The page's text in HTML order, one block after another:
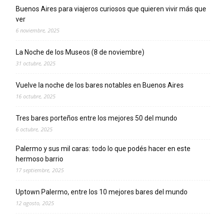
Buenos Aires para viajeros curiosos que quieren vivir más que
ver
6 noviembre, 2025
La Noche de los Museos (8 de noviembre)
31 octubre, 2025
Vuelve la noche de los bares notables en Buenos Aires
16 octubre, 2025
Tres bares porteños entre los mejores 50 del mundo
6 octubre, 2025
Palermo y sus mil caras: todo lo que podés hacer en este
hermoso barrio
17 septiembre, 2025
Uptown Palermo, entre los 10 mejores bares del mundo
12 agosto, 2025